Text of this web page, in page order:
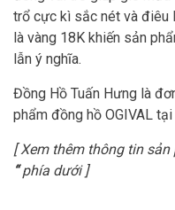
trổ cực kì sắc nét và điêu
là vàng 18K khiến sản
lẫn ý nghĩa.
Đồng Hồ Tuấn Hưng là
phẩm đồng hồ OGIVAL tại
[ Xem thêm thông tin
“phía dưới ]